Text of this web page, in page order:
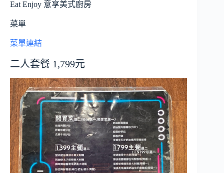
Eat Enjoy 意享美式廚房
菜單
菜單連結
二人套餐 1,799元